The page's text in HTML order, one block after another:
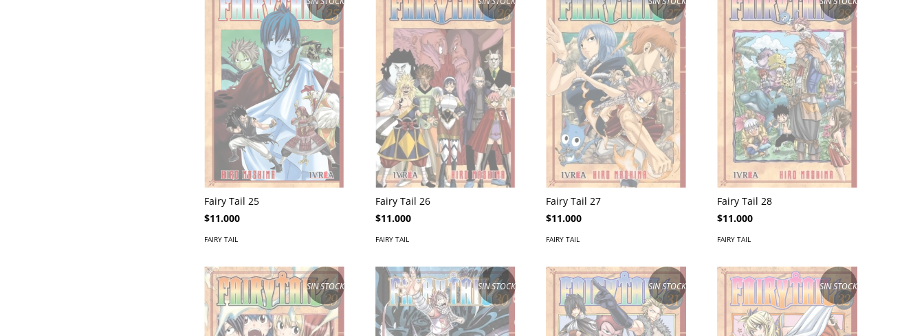
Fairy Tail 25
$11.000
FAIRY TAIL
Fairy Tail 26
$11.000
FAIRY TAIL
Fairy Tail 27
$11.000
FAIRY TAIL
Fairy Tail 28
$11.000
FAIRY TAIL
SIN STOCK SIN STOCK SIN STOCK SIN STOCK